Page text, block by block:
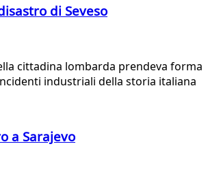
di Seveso
cittadina lombarda prendeva forma
industriali della storia italiana
a Sarajevo